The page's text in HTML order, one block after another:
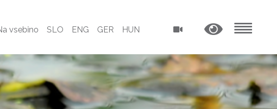
vsebino SLO ENG GER HUN